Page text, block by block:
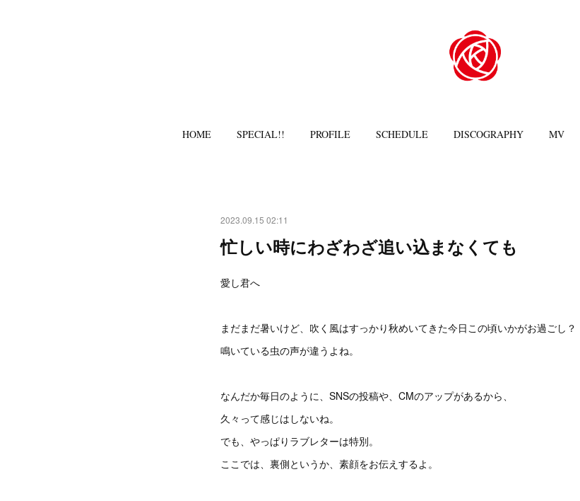
HOME SPECIAL!! PROFILE SCHEDULE DISCOGRAPHY MV
2023.09.15 02:11
忙しい時にわざわざ追い込まなくても
愛し君へ
まだまだ暑いけど、吹く風はすっかり秋めいてきた今日この頃いかがお過ごし？
鳴いている虫の声が違うよね。
なんだか毎日のように、SNSの投稿や、CMのアップがあるから、
久々って感じはしないね。
でも、やっぱりラブレターは特別。
ここでは、裏側というか、素顔をお伝えするよ。